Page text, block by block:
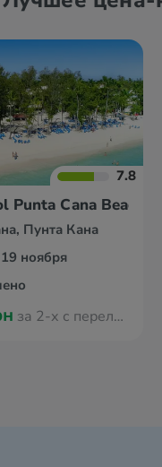
7.8
Punta Cana Beach
Пунта Кана
ноября
за 2-х с перелётом из Варшавы